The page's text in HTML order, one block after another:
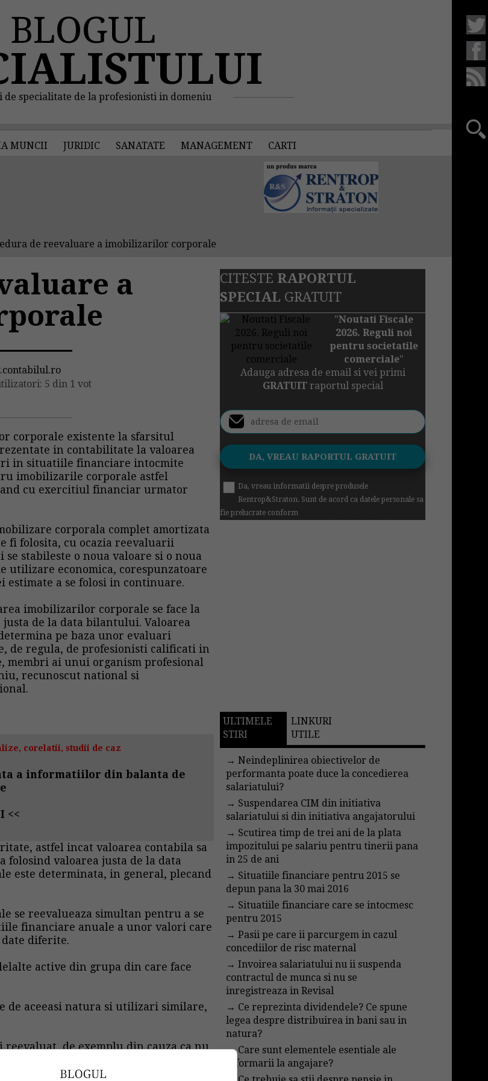
BLOGUL
specialitate de la profesionisti in domeniu
MUNCII JURIDIC SANATATE MANAGEMENT CARTI
de reevaluare a imobilizarilor corporale
a
5 din 1 vot
corporale existente la sfarsitul
in contabilitate la valoarea
in situatiile financiare intocmite
imobilizarile corporale astfel
cu exercitiul financiar urmator
corporala complet amortizata
fi folosita, cu ocazia reevaluarii
se stabileste o noua valoare si o noua
utilizare economica, corespunzatoare
estimate a se folosi in continuare.
imobilizarilor corporale se face la
justa de la data bilantului. Valoarea
pe baza unor evaluari
de regula, de profesionisti calificati in
membri ai unui organism profesional
recunoscut national si
corelatii, studii de caz
a informatiilor din balanta de
<<
astfel incat valoarea contabila sa
folosind valoarea justa de la data
este determinata, in general, plecand
se reevalueaza simultan pentru a se
financiare anuale a unor valori care
diferite.
active din grupa din care face
de aceeasi natura si utilizari similare,
de exemplu din cauza ca nu
prezentat in bilant la cost, minus
CITESTE RAPORTUL
SPECIAL GRATUIT
"Noutati Fiscale
2026. Reguli noi
pentru societatile
comerciale"
Adauga adresa de email si vei primi
GRATUITraportul special
Da, vreau informatii despre produsele
Rentrop&Straton. Sunt de acord ca datele personale sa
fie prelucrate conform
ULTIMELE
STIRI
LINKURI
UTILE
→Neindeplinirea obiectivelor de
performanta poate duce la concedierea
salariatului?
→ Suspendarea CIM din initiativa
salariatului si din initiativa angajatorului
→ Scutirea timp de trei ani de la plata
impozitului pe salariu pentru tinerii pana
in 25 de ani
→ Situatiile financiare pentru 2015 se
depun pana la 30 mai 2016
→ Situatiile financiare care se intocmesc
pentru 2015
→Pasii pe care ii parcurgem in cazul
concediilor de risc maternal
→Invoirea salariatului nu ii suspenda
contractul de munca si nu se
inregistreaza in Revisal
→ Ce reprezinta dividendele? Ce spune
legea despre distribuirea in bani sau in
natura?
→Care sunt elementele esentiale ale
informarii la angajare?